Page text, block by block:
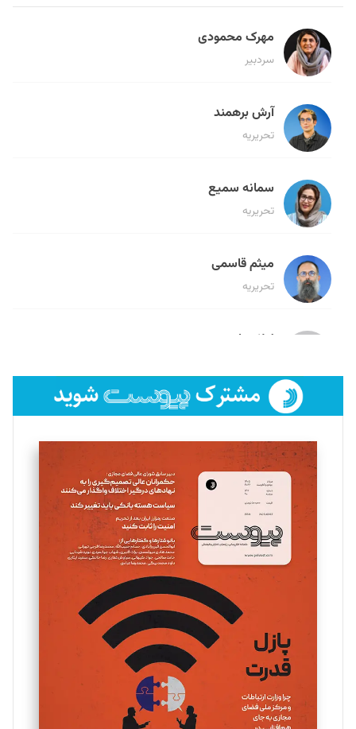
مهرک محمودی
سردبیر
آرش برهمند
تحریریه
سمانه سمیع
تحریریه
میثم قاسمی
تحریریه
لیلا حنارود
فائزه فتحی رستمی
تحریریه
سروش کرمیان
تحریریه
مینا پاکدل
یسنا امان‌پور
تحریریه
ملینا جعفری